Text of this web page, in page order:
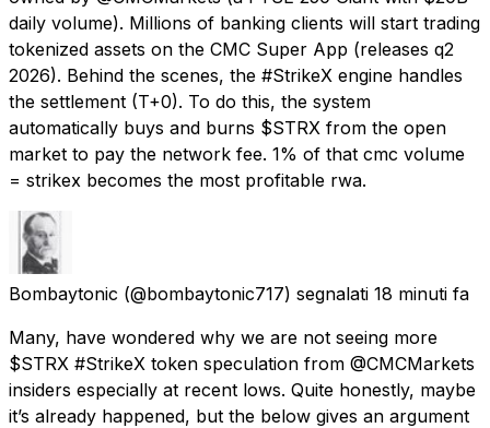
daily volume). Millions of banking clients will start trading
tokenized assets on the CMC Super App (releases q2
2026). Behind the scenes, the #StrikeX engine handles
the settlement (T+0). To do this, the system
automatically buys and burns $STRX from the open
market to pay the network fee. 1% of that cmc volume
= strikex becomes the most profitable rwa.
Bombaytonic (@bombaytonic717) segnalati 18 minuti fa
Many, have wondered why we are not seeing more
$STRX #StrikeX token speculation from @CMCMarkets
insiders especially at recent lows. Quite honestly, maybe
it’s already happened, but the below gives an argument